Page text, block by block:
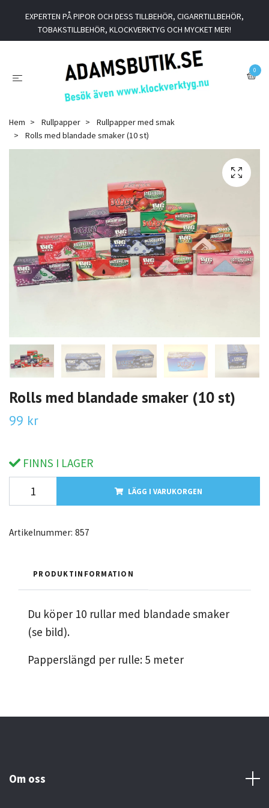
EXPERTEN PÅ PIPOR OCH DESS TILLBEHÖR, CIGARRTILLBEHÖR,
TOBAKSTILLBEHÖR, KLOCKVERKTYG OCH MYCKET MER!
0
Hem Rullpapper
Rullpapper med smak
Rolls med blandade smaker (10 st)
Rolls med blandade smaker (10 st)
99 kr
FINNS I LAGER
LÄGG I VARUKORGEN
Artikelnummer: 857
PRODUKTINFORMATION
Du köper 10 rullar med blandade smaker
(se bild).
Papperslängd per rulle: 5 meter
Om oss